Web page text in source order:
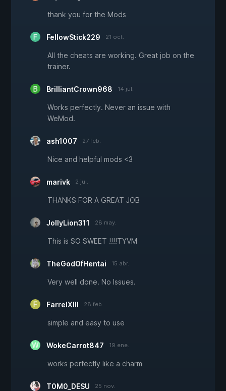
thank you for the Mods
FellowStick229 21 oct.
All the cheats are working. Great job on the
trainer.
BrilliantCrown968 14 jul.
Works perfectly. Never an issue with
WeMod.
ash1007 27 feb.
Nice and helpful mods <3
marivk 2 jul.
THANKS FOR A GREAT JOB
JollyLion311 28 may.
This is SO SWEET !!!!TYVM
TheGodOfHentai 15 abr.
Very well done. No Issues.
FarrelXIII 28 feb.
simple and easy to use
WokeCarrot847 19 ene.
works perfectly like a charm
T0M0_DESU 25 nov.